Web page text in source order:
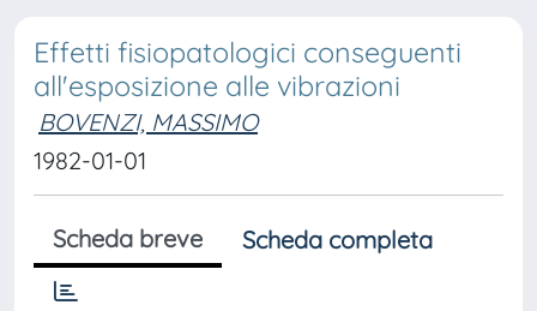
Effetti fisiopatologici conseguenti
all'esposizione alle vibrazioni
BOVENZI, MASSIMO
1982-01-01
Scheda breve Scheda completa